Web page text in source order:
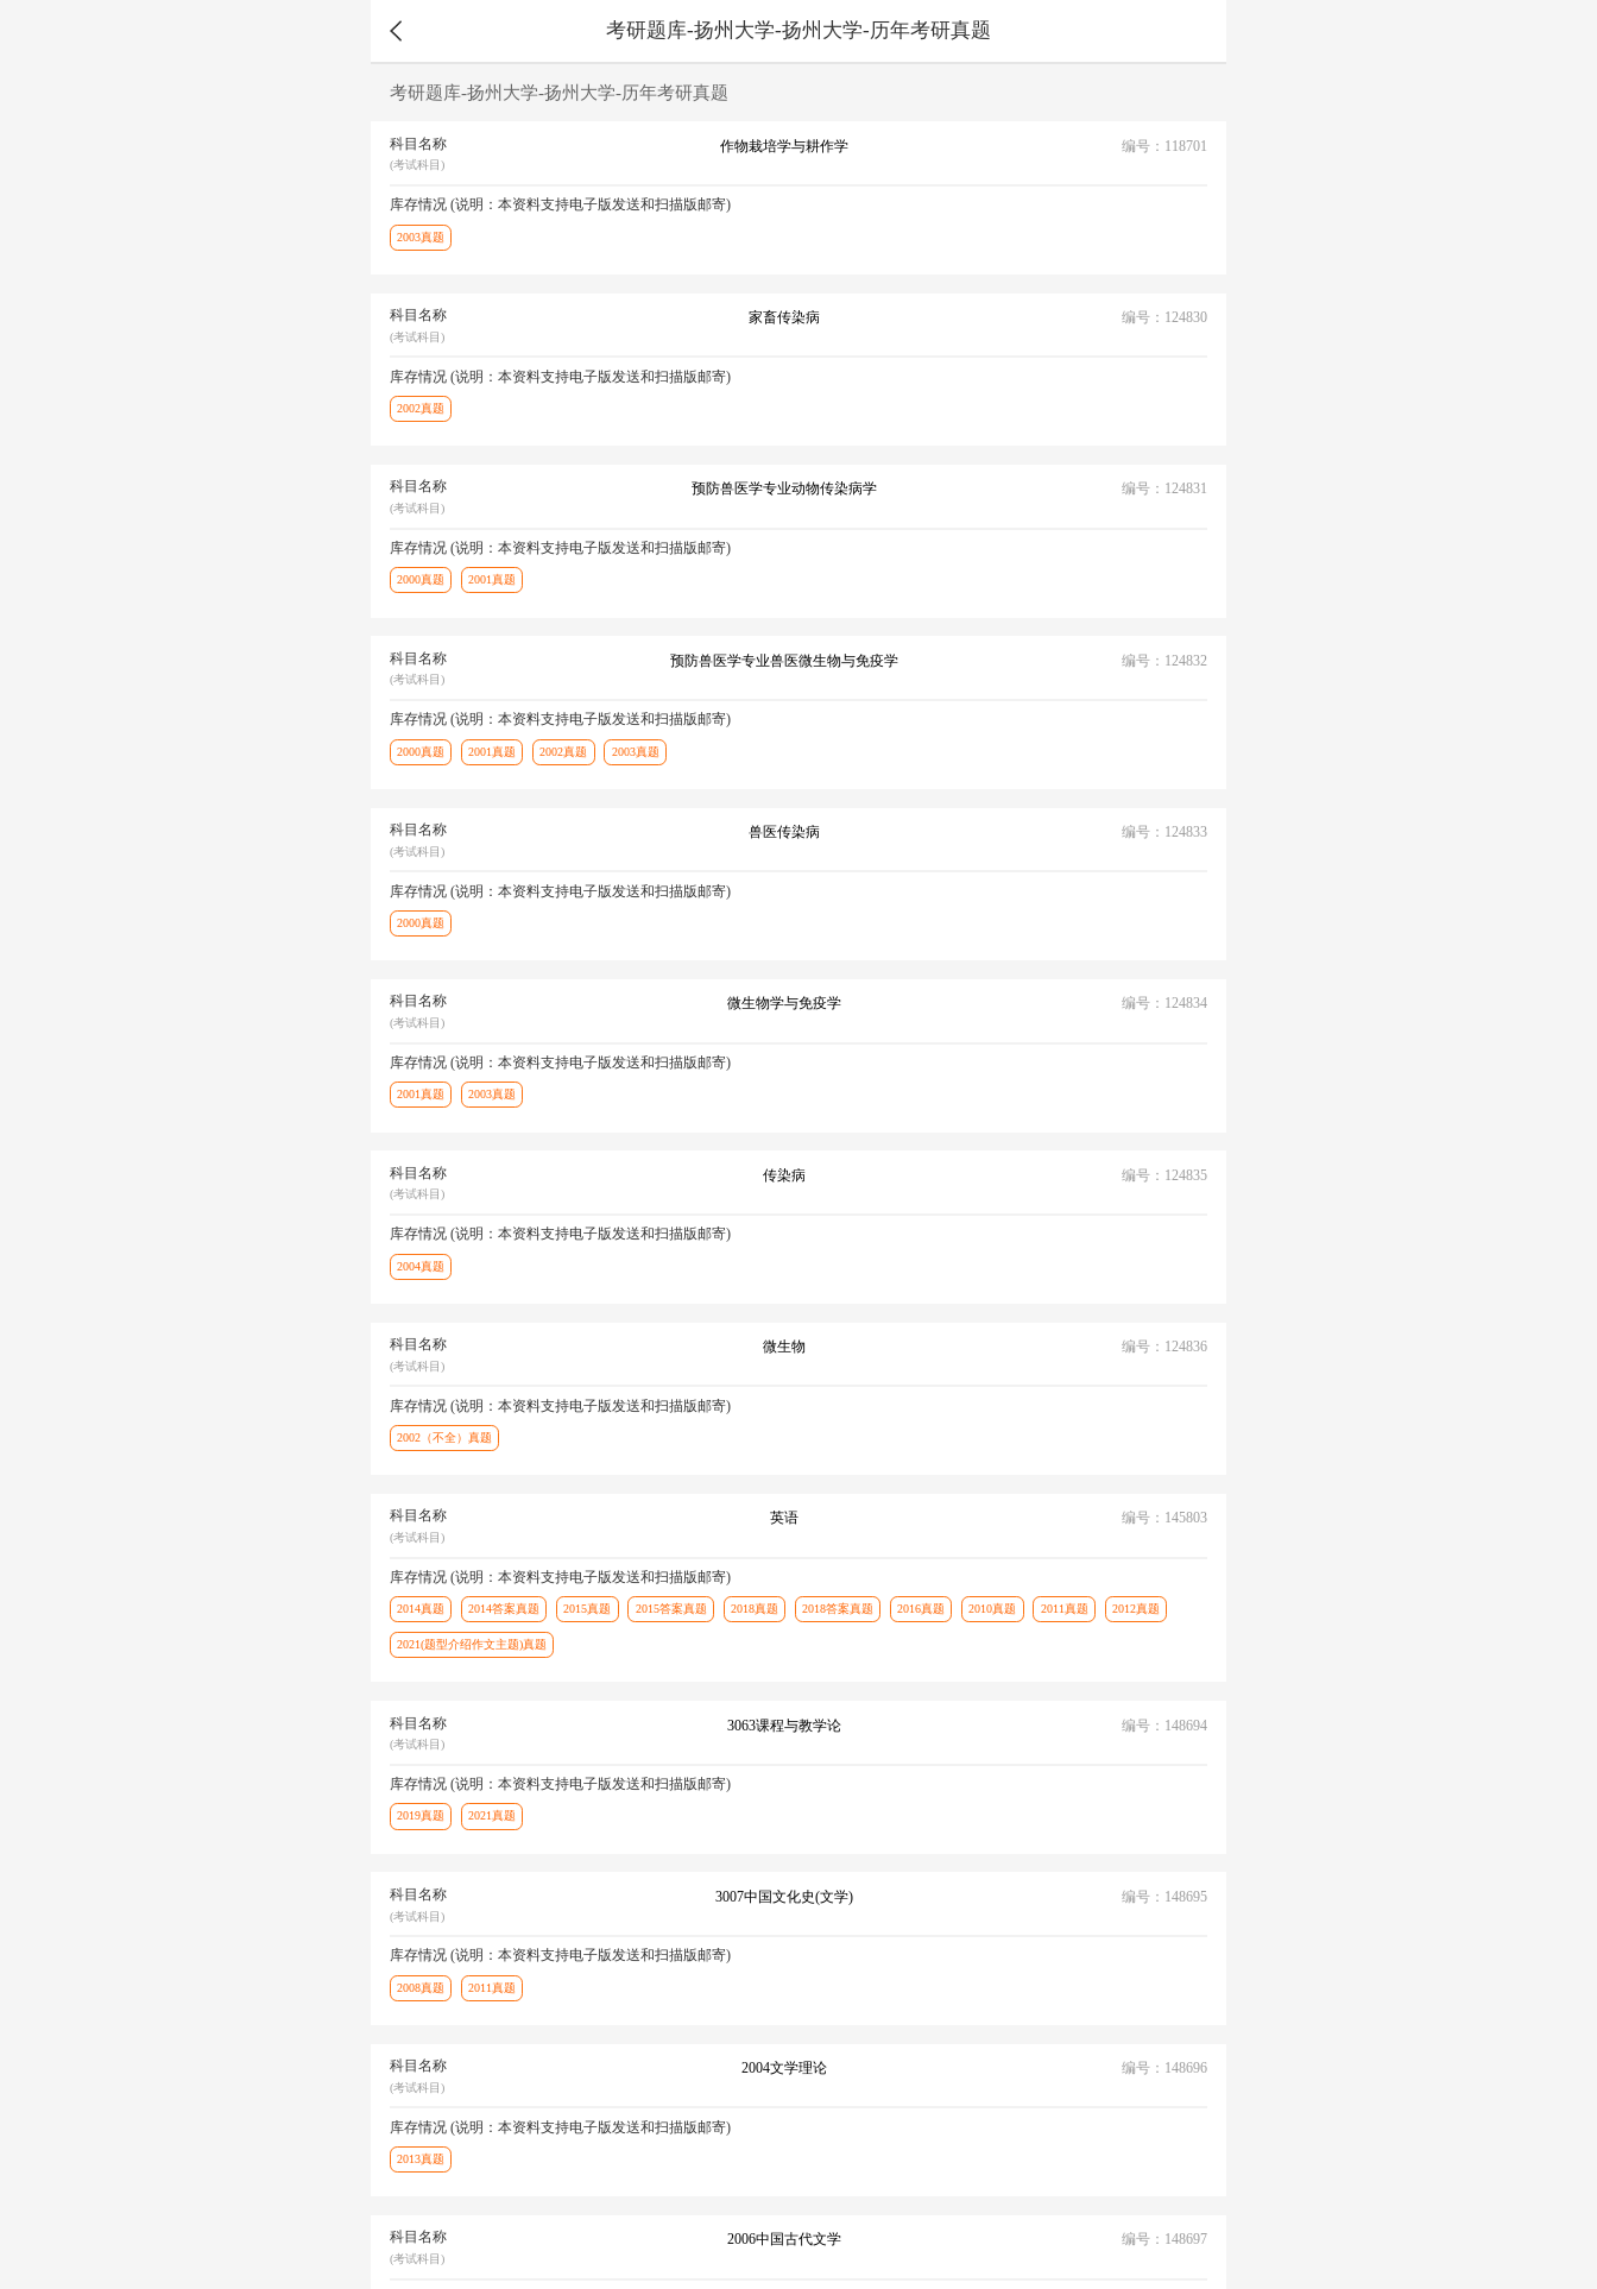
考研题库-扬州大学-扬州大学-历年考研真题
考研题库-扬州大学-扬州大学-历年考研真题
科目名称
(考试科目)
作物栽培学与耕作学 编号：118701
库存情况 (说明：本资料支持电子版发送和扫描版邮寄)
2003真题
科目名称
(考试科目)
家畜传染病 编号：124830
库存情况 (说明：本资料支持电子版发送和扫描版邮寄)
2002真题
科目名称
(考试科目)
预防兽医学专业动物传染病学 编号：124831
库存情况 (说明：本资料支持电子版发送和扫描版邮寄)
2000真题 2001真题
科目名称
(考试科目)
预防兽医学专业兽医微生物与免疫学 编号：124832
库存情况 (说明：本资料支持电子版发送和扫描版邮寄)
2000真题 2001真题 2002真题 2003真题
科目名称
(考试科目)
兽医传染病 编号：124833
库存情况 (说明：本资料支持电子版发送和扫描版邮寄)
2000真题
科目名称
(考试科目)
微生物学与免疫学 编号：124834
库存情况 (说明：本资料支持电子版发送和扫描版邮寄)
2001真题 2003真题
科目名称
(考试科目)
传染病 编号：124835
库存情况 (说明：本资料支持电子版发送和扫描版邮寄)
2004真题
科目名称
(考试科目)
微生物 编号：124836
库存情况 (说明：本资料支持电子版发送和扫描版邮寄)
2002（不全）真题
科目名称
(考试科目)
英语 编号：145803
库存情况 (说明：本资料支持电子版发送和扫描版邮寄)
2014真题 2014答案真题 2015真题 2015答案真题 2018真题 2018答案真题 2016真题 2010真题 2011真题 2012真题
2021(题型介绍作文主题)真题
科目名称
(考试科目)
3063课程与教学论 编号：148694
库存情况 (说明：本资料支持电子版发送和扫描版邮寄)
2019真题 2021真题
科目名称
(考试科目)
3007中国文化史(文学) 编号：148695
库存情况 (说明：本资料支持电子版发送和扫描版邮寄)
2008真题 2011真题
科目名称
(考试科目)
2004文学理论 编号：148696
库存情况 (说明：本资料支持电子版发送和扫描版邮寄)
2013真题
科目名称
(考试科目)
2006中国古代文学 编号：148697